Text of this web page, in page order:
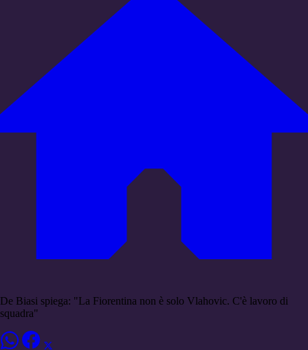
De Biasi spiega: "La Fiorentina non è solo Vlahovic. C'è lavoro di
squadra"